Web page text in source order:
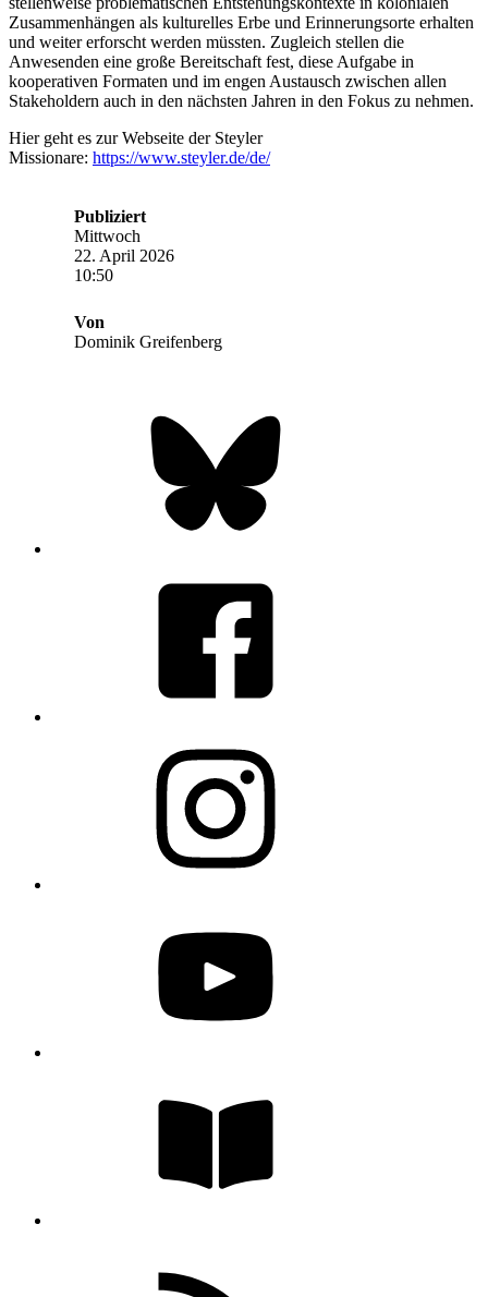
Zusammenhängen als kulturelles Erbe und Erinnerungsorte erhalten
und weiter erforscht werden müssten. Zugleich stellen die
Anwesenden eine große Bereitschaft fest, diese Aufgabe in
kooperativen Formaten und im engen Austausch zwischen allen
Stakeholdern auch in den nächsten Jahren in den Fokus zu nehmen.
Hier geht es zur Webseite der Steyler
Missionare: https://www.steyler.de/de/
Publiziert
Mittwoch
22. April 2026
10:50
Von
Dominik Greifenberg